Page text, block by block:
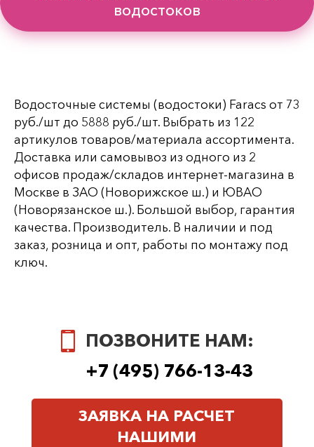
водостоков
Водосточные системы (водостоки) Faracs от 73
руб./шт до 5888 руб./шт. Выбрать из 122
артикулов товаров/материала ассортимента.
Доставка или самовывоз из одного из 2
офисов продаж/складов интернет-магазина в
Москве в ЗАО (Новорижское ш.) и ЮВАО
(Новорязанское ш.). Большой выбор, гарантия
качества. Производитель. В наличии и под
заказ, розница и опт, работы по монтажу под
ключ.
ПОЗВОНИТЕ НАМ:
+7 (495) 766-13-43
ЗАЯВКА НА РАСЧЕТ
НАШИМИ